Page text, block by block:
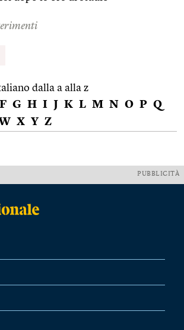
dalla a alla z
F G H I J K L M N O P Q
X Y Z
PUBBLICITÀ